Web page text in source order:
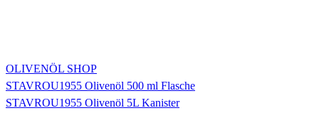
OLIVENÖL SHOP
STAVROU1955 Olivenöl 500 ml Flasche
STAVROU1955 Olivenöl 5L Kanister